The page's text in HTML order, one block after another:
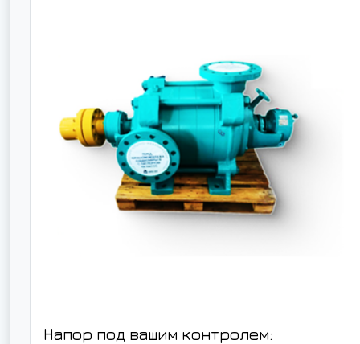
Напор под вашим контролем: